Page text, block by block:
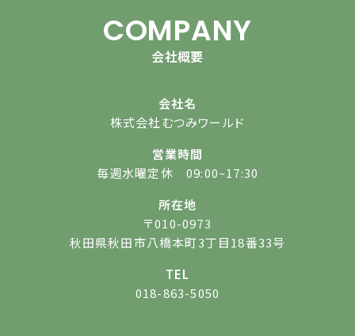
COMPANY
会社概要
会社名
株式会社むつみワールド
営業時間
毎週水曜定休 09:00~17:30
所在地
〒010-0973
秋田県秋田市八橋本町3丁目18番33号
TEL
018-863-5050